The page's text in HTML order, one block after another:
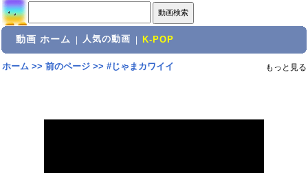
動画 ホーム 人気の動画 K-POP
ホーム>> 前のページ>> #じゃまカワイイ もっと見る